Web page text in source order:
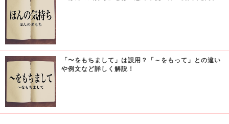
「〜をもちまして」は誤用？「～をもって」との違い
や例文など詳しく解説！